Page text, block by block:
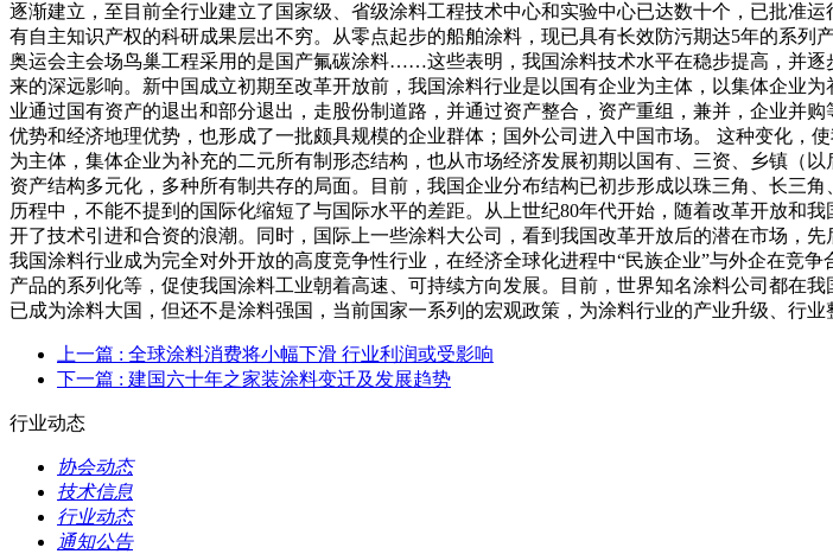
逐渐建立，至目前全行业建立了国家级、省级涂料工程技术中心和实验中心已达数十个，已批准
有自主知识产权的科研成果层出不穷。从零点起步的船舶涂料，现已具有长效防污期达5年的系列
奥运会主会场鸟巢工程采用的是国产氟碳涂料……这些表明，我国涂料技术水平在稳步提高，
来的深远影响。新中国成立初期至改革开放前，我国涂料行业是以国有企业为主体，以集体企业
业通过国有资产的退出和部分退出，走股份制道路，并通过资产整合，资产重组，兼并，企业并
优势和经济地理优势，也形成了一批颇具规模的企业群体；国外公司进入中国市场。 这种变化
为主体，集体企业为补充的二元所有制形态结构，也从市场经济发展初期以国有、三资、乡镇（
资产结构多元化，多种所有制共存的局面。目前，我国企业分布结构已初步形成以珠三角、长
历程中，不能不提到的国际化缩短了与国际水平的差距。从上世纪80年代开始，随着改革开放和
开了技术引进和合资的浪潮。同时，国际上一些涂料大公司，看到我国改革开放后的潜在市场，
我国涂料行业成为完全对外开放的高度竞争性行业，在经济全球化进程中“民族企业”与外企在竞
产品的系列化等，促使我国涂料工业朝着高速、可持续方向发展。目前，世界知名涂料公司都
已成为涂料大国，但还不是涂料强国，当前国家一系列的宏观政策，为涂料行业的产业升级、行业
上一篇 : 全球涂料消费将小幅下滑 行业利润或受影响
下一篇 : 建国六十年之家装涂料变迁及发展趋势
行业动态
协会动态
技术信息
行业动态
通知公告